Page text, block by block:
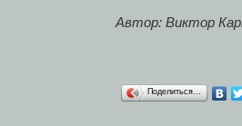
Автор: Виктор
Поделиться…